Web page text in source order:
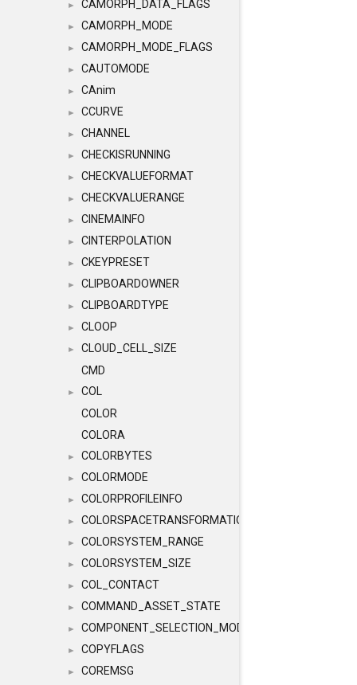
► CAMORPH_DATA_FLAGS
► CAMORPH_MODE
► CAMORPH_MODE_FLAGS
► CAUTOMODE
► CAnim
► CCURVE
► CHANNEL
► CHECKISRUNNING
► CHECKVALUEFORMAT
► CHECKVALUERANGE
► CINEMAINFO
► CINTERPOLATION
► CKEYPRESET
► CLIPBOARDOWNER
► CLIPBOARDTYPE
► CLOOP
►
CLOUD_CELL_SIZE
CMD
►
COL
COLOR
COLORA
► COLORBYTES
► COLORMODE
► COLORPROFILEINFO
► COLORSPACETRANSFORMATION
► COLORSYSTEM_RANGE
► COLORSYSTEM_SIZE
► COL_CONTACT
► COMMAND_ASSET_STATE
► COMPONENT_SELECTION_MODES
► COPYFLAGS
► COREMSG